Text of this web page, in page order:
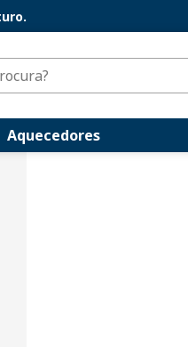
Aquecedores